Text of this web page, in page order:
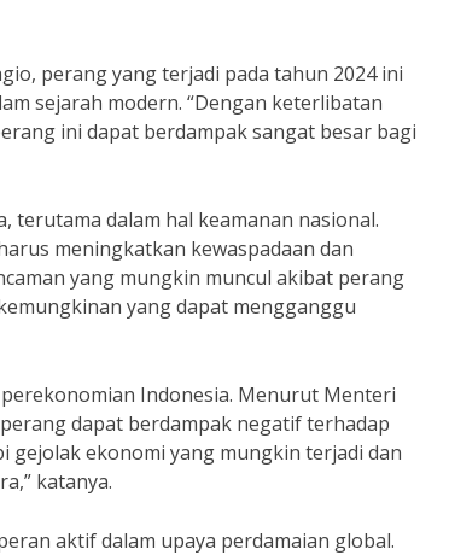
perang yang terjadi pada tahun 2024 ini
sejarah modern. “Dengan keterlibatan
ini dapat berdampak sangat besar bagi
terutama dalam hal keamanan nasional.
meningkatkan kewaspadaan dan
yang mungkin muncul akibat perang
yang dapat mengganggu
Indonesia. Menurut Menteri
dapat berdampak negatif terhadap
gejolak ekonomi yang mungkin terjadi dan
katanya.
aktif dalam upaya perdamaian global.